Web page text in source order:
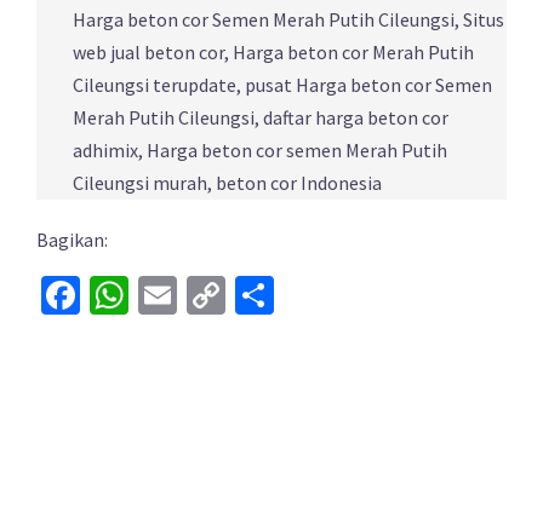
Harga beton cor Semen Merah Putih Cileungsi, Situs
web jual beton cor, Harga beton cor Merah Putih
Cileungsi terupdate, pusat Harga beton cor Semen
Merah Putih Cileungsi, daftar harga beton cor
adhimix, Harga beton cor semen Merah Putih
Cileungsi murah, beton cor Indonesia‌‍
Bagikan:
Facebook
WhatsApp
Email
Copy